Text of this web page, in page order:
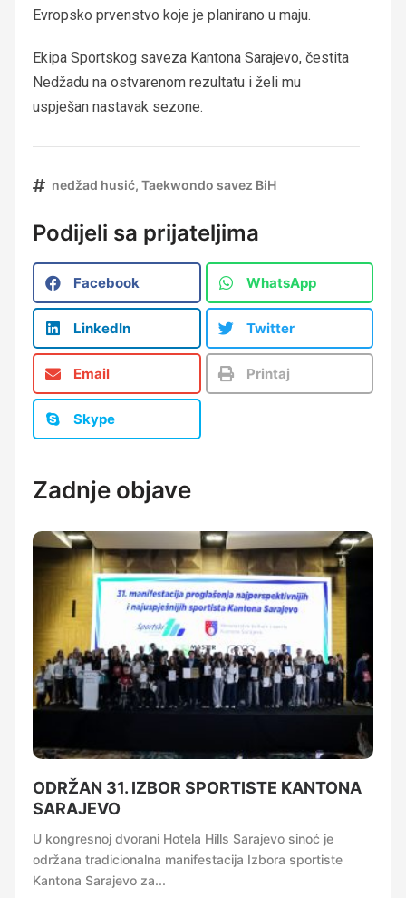
Evropsko prvenstvo koje je planirano u maju.
Ekipa Sportskog saveza Kantona Sarajevo, čestita
Nedžadu na ostvarenom rezultatu i želi mu
uspješan nastavak sezone.
nedžad husić, Taekwondo savez BiH
Podijeli sa prijateljima
Facebook WhatsApp
LinkedIn Twitter
Email Printaj
Skype
Zadnje objave
ODRŽAN 31. IZBOR SPORTISTE KANTONA
SARAJEVO
U kongresnoj dvorani Hotela Hills Sarajevo sinoć je
održana tradicionalna manifestacija Izbora sportiste
Kantona Sarajevo za...